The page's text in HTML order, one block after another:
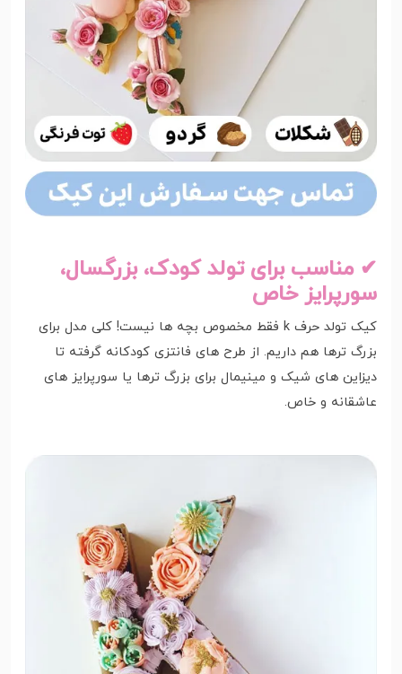
✔ مناسب برای تولد کودک، بزرگسال،
سورپرایز خاص
کیک تولد حرف k فقط مخصوص بچه ها نیست! کلی مدل برای
بزرگ ترها هم داریم. از طرح های فانتزی کودکانه گرفته تا
دیزاین های شیک و مینیمال برای بزرگ ترها یا سورپرایز های
عاشقانه و خاص.